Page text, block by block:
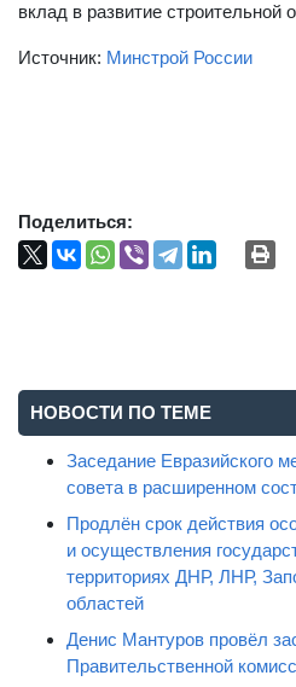
вклад в развитие строительной
Источник: Минстрой России
Поделиться:
НОВОСТИ ПО ТЕМЕ
Заседание Евразийского
совета в расширенном
Продлён срок действия
и осуществления
территориях ДНР, ЛНР,
областей
Денис Мантуров провёл
Правительственной